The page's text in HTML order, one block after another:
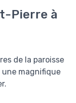
Pierre à
de la paroisse
magnifique